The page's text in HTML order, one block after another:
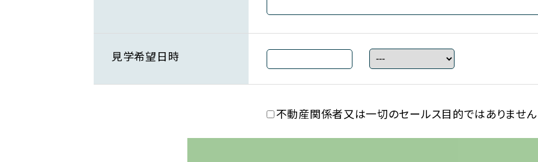
見学希望日時
不動産関係者又は一切のセールス目的ではありません